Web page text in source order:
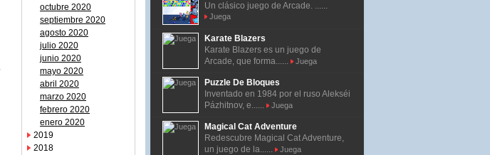
octubre 2020
septiembre 2020
agosto 2020
julio 2020
junio 2020
mayo 2020
abril 2020
marzo 2020
febrero 2020
enero 2020
2019
2018
Un clásico juego de Arcade. ......
Juega
Karate Blazers
Karate Blazers es un juego de
Arcade, que forma......
Juega
Puzzle De Bloques
Inventado en 1984 por el ruso Alekséi
Pázhitnov, e......
Juega
Magical Cat Adventure
Redescubre Magical Cat Adventure,
un juego de la......
Juega